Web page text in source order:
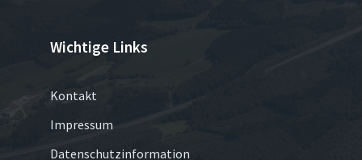
Wichtige Links
Kontakt
Impressum
Datenschutzinformation